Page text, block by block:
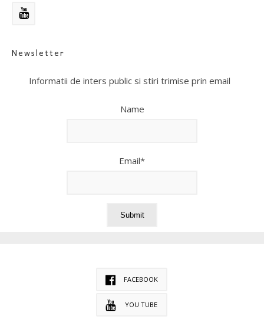
Newsletter
Informatii de inters public si stiri trimise prin email
Name
Email*
FACEBOOK
YOU TUBE